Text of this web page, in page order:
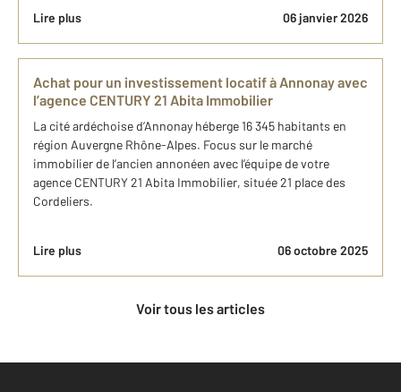
Lire plus 06 janvier 2026
Achat pour un investissement locatif à Annonay avec
l’agence CENTURY 21 Abita Immobilier
La cité ardéchoise d’Annonay héberge 16 345 habitants en
région Auvergne Rhône-Alpes. Focus sur le marché
immobilier de l’ancien annonéen avec l’équipe de votre
agence CENTURY 21 Abita Immobilier, située 21 place des
Cordeliers.
Lire plus 06 octobre 2025
Voir tous les articles